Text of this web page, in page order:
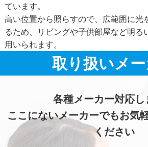
ています。
高い位置から照らすので、広範囲に光
るため、リビングや子供部屋など明る
用いられます。
取り扱いメ
各種メーカー対応し
ここにないメーカーでもお気
ください